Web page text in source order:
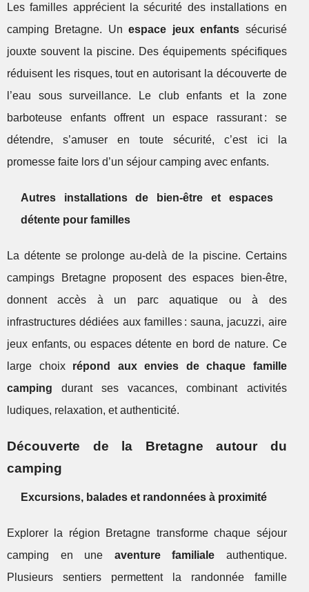
Les familles apprécient la sécurité des installations en
camping Bretagne. Unespace jeux enfants sécurisé
jouxte souvent la piscine. Des équipements spécifiques
réduisent les risques, tout en autorisant la découverte de
l’eau sous surveillance. Le club enfants et la zone
barboteuse enfants offrent un espace rassurant : se
détendre, s’amuser en toute sécurité, c’est ici la
promesse faite lors d’un séjour camping avec enfants.
Autres installations de bien-être et espaces
détente pour familles
La détente se prolonge au-delà de la piscine. Certains
campings Bretagne proposent des espaces bien-être,
donnent accès à un parc aquatique ou à des
infrastructures dédiées aux familles : sauna, jacuzzi, aire
jeux enfants, ou espaces détente en bord de nature. Ce
large choix répond aux envies de chaque famille
camping durant ses vacances, combinant activités
ludiques, relaxation, et authenticité.
Découverte de la Bretagne autour du
camping
Excursions, balades et randonnées à proximité
Explorer la région Bretagne transforme chaque séjour
camping en une aventure familiale authentique.
Plusieurs sentiers permettent la randonnée famille